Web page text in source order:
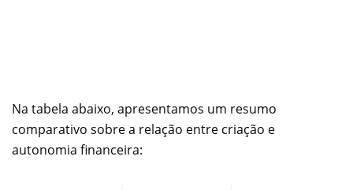
Na tabela abaixo, apresentamos um resumo
comparativo sobre a relação entre criação e
autonomia financeira: